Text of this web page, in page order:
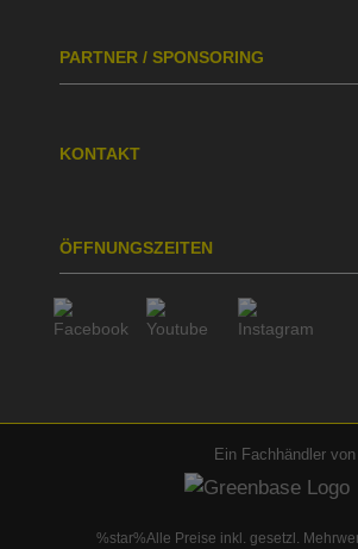
PARTNER / SPONSORING
KONTAKT
ÖFFNUNGSZEITEN
Ein Fachhändler von
%star%Alle Preise inkl. gesetzl.